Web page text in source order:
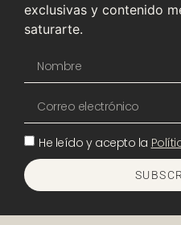
exclusivas y contenido
saturarte.
He leído y acepto la